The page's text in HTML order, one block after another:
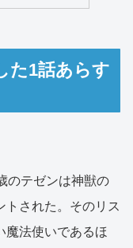
た1話あらす
のテゼンは神獣の
トされた。そのリス
魔法使いであるほ